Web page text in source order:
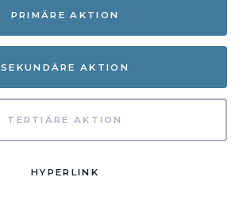
PRIMÄRE AKTION
SEKUNDÄRE AKTION
TERTIÄRE AKTION
HYPERLINK